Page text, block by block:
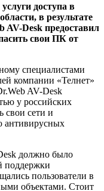
доступа в
в результате
AV-Desk предоставил
свои ПК от
специалистами
компании «Телнет»
AV-Desk
у российских
свои сети и
антивирусных
должно было
поддержки
пользователи в
объектами. Стоит